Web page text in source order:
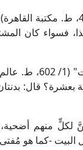
وقال العلامة ابن قدامة في
فسواء كان
وقال العلامة
بعشرة؟ قال:
لكلٍّ منهم
-كما هو